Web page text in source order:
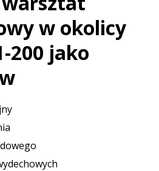
w okolicy
200 jako